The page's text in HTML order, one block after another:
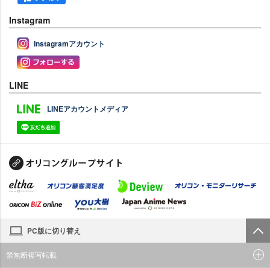
Instagram
Instagramアカウント
LINE
LINEアカウントメディア
PC版に切り替え
禁無断複写転載